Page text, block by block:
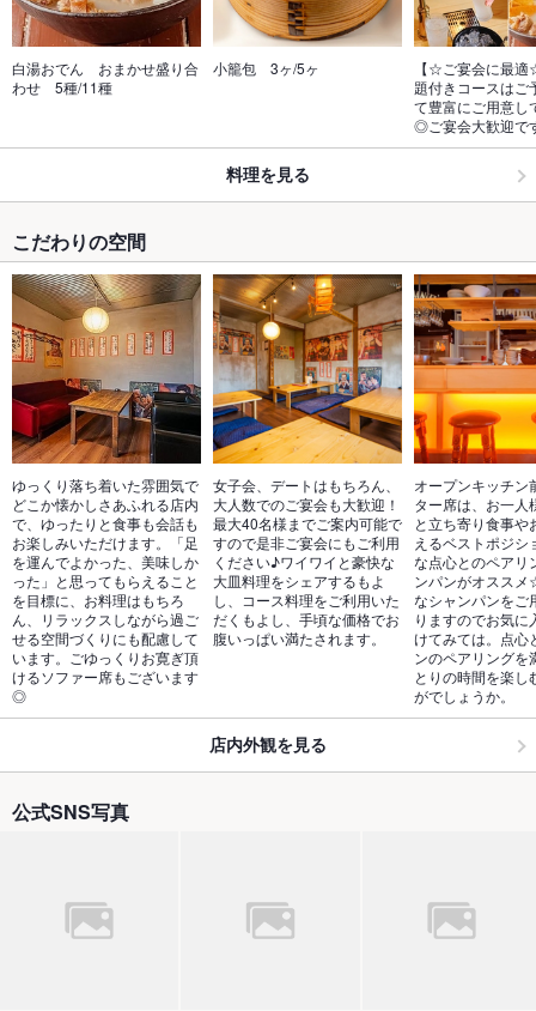
白湯おでん　おまかせ盛り合
わせ　5種/11種
小籠包　3ヶ/5ヶ
【☆ご宴会に最
題付きコースはご
て豊富にご用意し
◎ご宴会大歓迎で
料理を見る
こだわりの空間
ゆっくり落ち着いた雰囲気で
どこか懐かしさあふれる店内
で、ゆったりと食事も会話も
お楽しみいただけます。「足
を運んでよかった、美味しか
った」と思ってもらえること
を目標に、お料理はもちろ
ん、リラックスしながら過ご
せる空間づくりにも配慮して
います。ごゆっくりお寛ぎ頂
けるソファー席もございます
◎
女子会、デートはもちろん、
大人数でのご宴会も大歓迎！
最大40名様までご案内可能で
すので是非ご宴会にもご利用
ください♪ワイワイと豪快な
大皿料理をシェアするもよ
し、コース料理をご利用いた
だくもよし、手頃な価格でお
腹いっぱい満たされます。
オープンキッチン
ター席は、お一人
と立ち寄り食事や
えるベストポジシ
な点心とのペアリ
ンパンがオスス
なシャンパンをご
りますのでお気に
けてみては。点心
ンのペアリングを
とりの時間を楽し
がでしょうか。
店内外観を見る
公式SNS写真